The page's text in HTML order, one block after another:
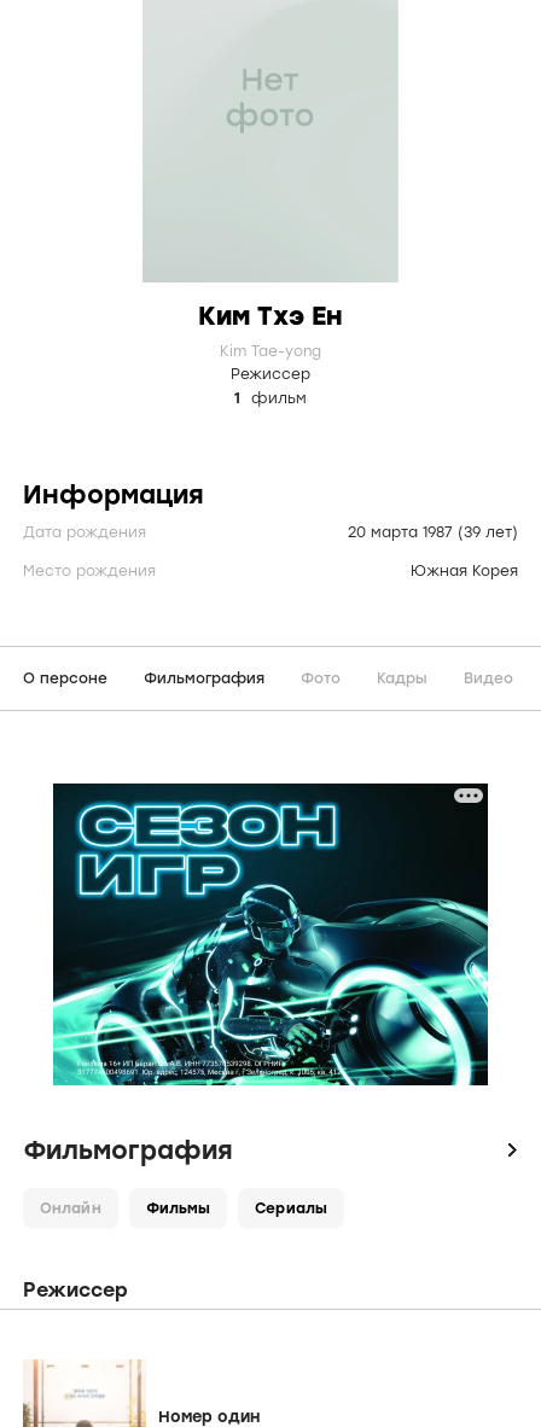
Ким Тхэ Ен
Kim Tae-yong
Режиссер
1
фильм
Информация
Дата рождения 20 марта 1987 (39 лет)
Место рождения Южная Корея
О персоне Фильмография Фото Кадры Видео
Фильмография icon
Онлайн Фильмы Сериалы
Режиссер
Номер один